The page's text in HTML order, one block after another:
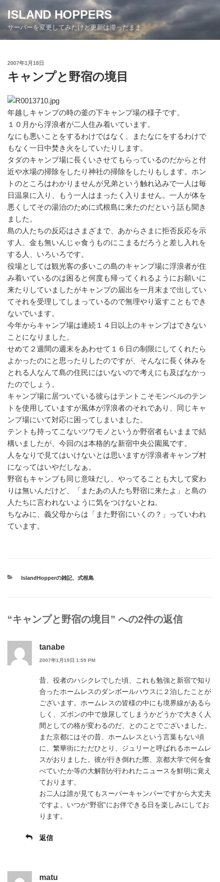
ン
ン
ISLAND HOPPERS
サーバーを変更してみたけど更新は滞ったまま
投
稿
日:
2007年1月18日
キャンプと野宿の境目
年越しキャンプの時の釜の下キャンプ場の様子です。
１０月から浮浪者が二人住み着いています。
なにも悪いことをするわけではなく、またなにをするわけで
もなく一日中焚き火をしていたりします。
タダのキャンプ場に長くいさせてもらっているのだからと付
近や水場の掃除をしたり神社の掃除をしたりもします。ホン
トのところはわかりませんが兄弟という触れ込みで一人は毎
日温泉に入り、もう一人はまったく入りません。一人が体を
悪くしてその湯治のために式根島に来たのだという話も聞き
ました。
島の人たちの反応はさまざまで、あからさまに拒否反応を示
す人、金も無いんじゃ食うものにこまるだろうと差し入れを
する人、いろいろです。
役場としては観光客の多いこの島のキャンプ場に浮浪者が住
み着いているのは困ると何度も帰ってくれるようにお願いに
来たりしていましたがキャンプの届出を一月末まで出してい
てそれを受理してしまっているので無理やり返すこともでき
ないでいます。
今年からキャンプ場は連続１４日以上のキャンプはできない
ことになりました。
せめて２週間の週末をあわせて１６日の制限にしてくれたら
よかったのにと思ったりしたのですが、そんなに長く休みを
とれる人なんて島の住民にはいないので考えにも及ばなかっ
たのでしょう。
キャンプ場に居ついている彼らはテントこそモンベルのテン
トを使用していますが風体が浮浪者のそれであり、同じキャ
ンプ場にいて対応に困ってしまいました。
テントも持ってこないツワモノというか野宿者もいままで結
構いましたが、今回のは本格的な新宿中央公園風です。
人をなりで見てはいけないとは思いますが浮浪者キャンプ村
になってはいやだしなぁ。
野宿もキャンプも同じ意味だし、やってることも大して変わ
りは無いんだけど、「またあの人たち野宿に来たよ」と島の
人たちに言われないように気をつけないとね。
ちなみに、義父母からは「また野宿にいくの？」っていわれ
ています。
カ
IslandHopperの雑記、 式根島
“キャンプと野宿の境目” への2件の返信
tanabe
2007年1月19日 1:59 PM
昔、役者のハシクレでした頃、これも勉強と新宿で知り
合ったホームレスのダンボールハウスに２泊したことが
ございます。ホームレスの皆様の中にも境界線があるら
しく、ズボンの中で放尿してしまうかどうかで大きく人
間としての格が変わるのだ、とのことでございました。
また京都にはその昔、ホームレスという言葉もない頃
に、繁華街にただひとり、ジュリーと呼ばれるホームレ
スがおりました。彼が行き倒れた際、京都大学で何を食
べていたか等の大解剖が行われたニュースを鮮明に覚え
ております。
お二人は誰が見てもスーパーキャンパーですから大丈夫
ですよ。いつか“野宿”にお伴できる日を楽しみにしてお
ります。
返信
matu